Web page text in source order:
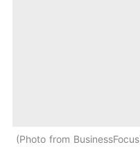
Photo from BusinessFocus